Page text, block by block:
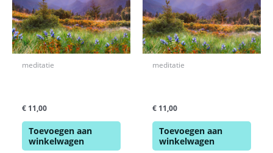
meditatie
€ 11,00
Toevoegen aan
winkelwagen
meditatie
€ 11,00
Toevoegen aan
winkelwagen